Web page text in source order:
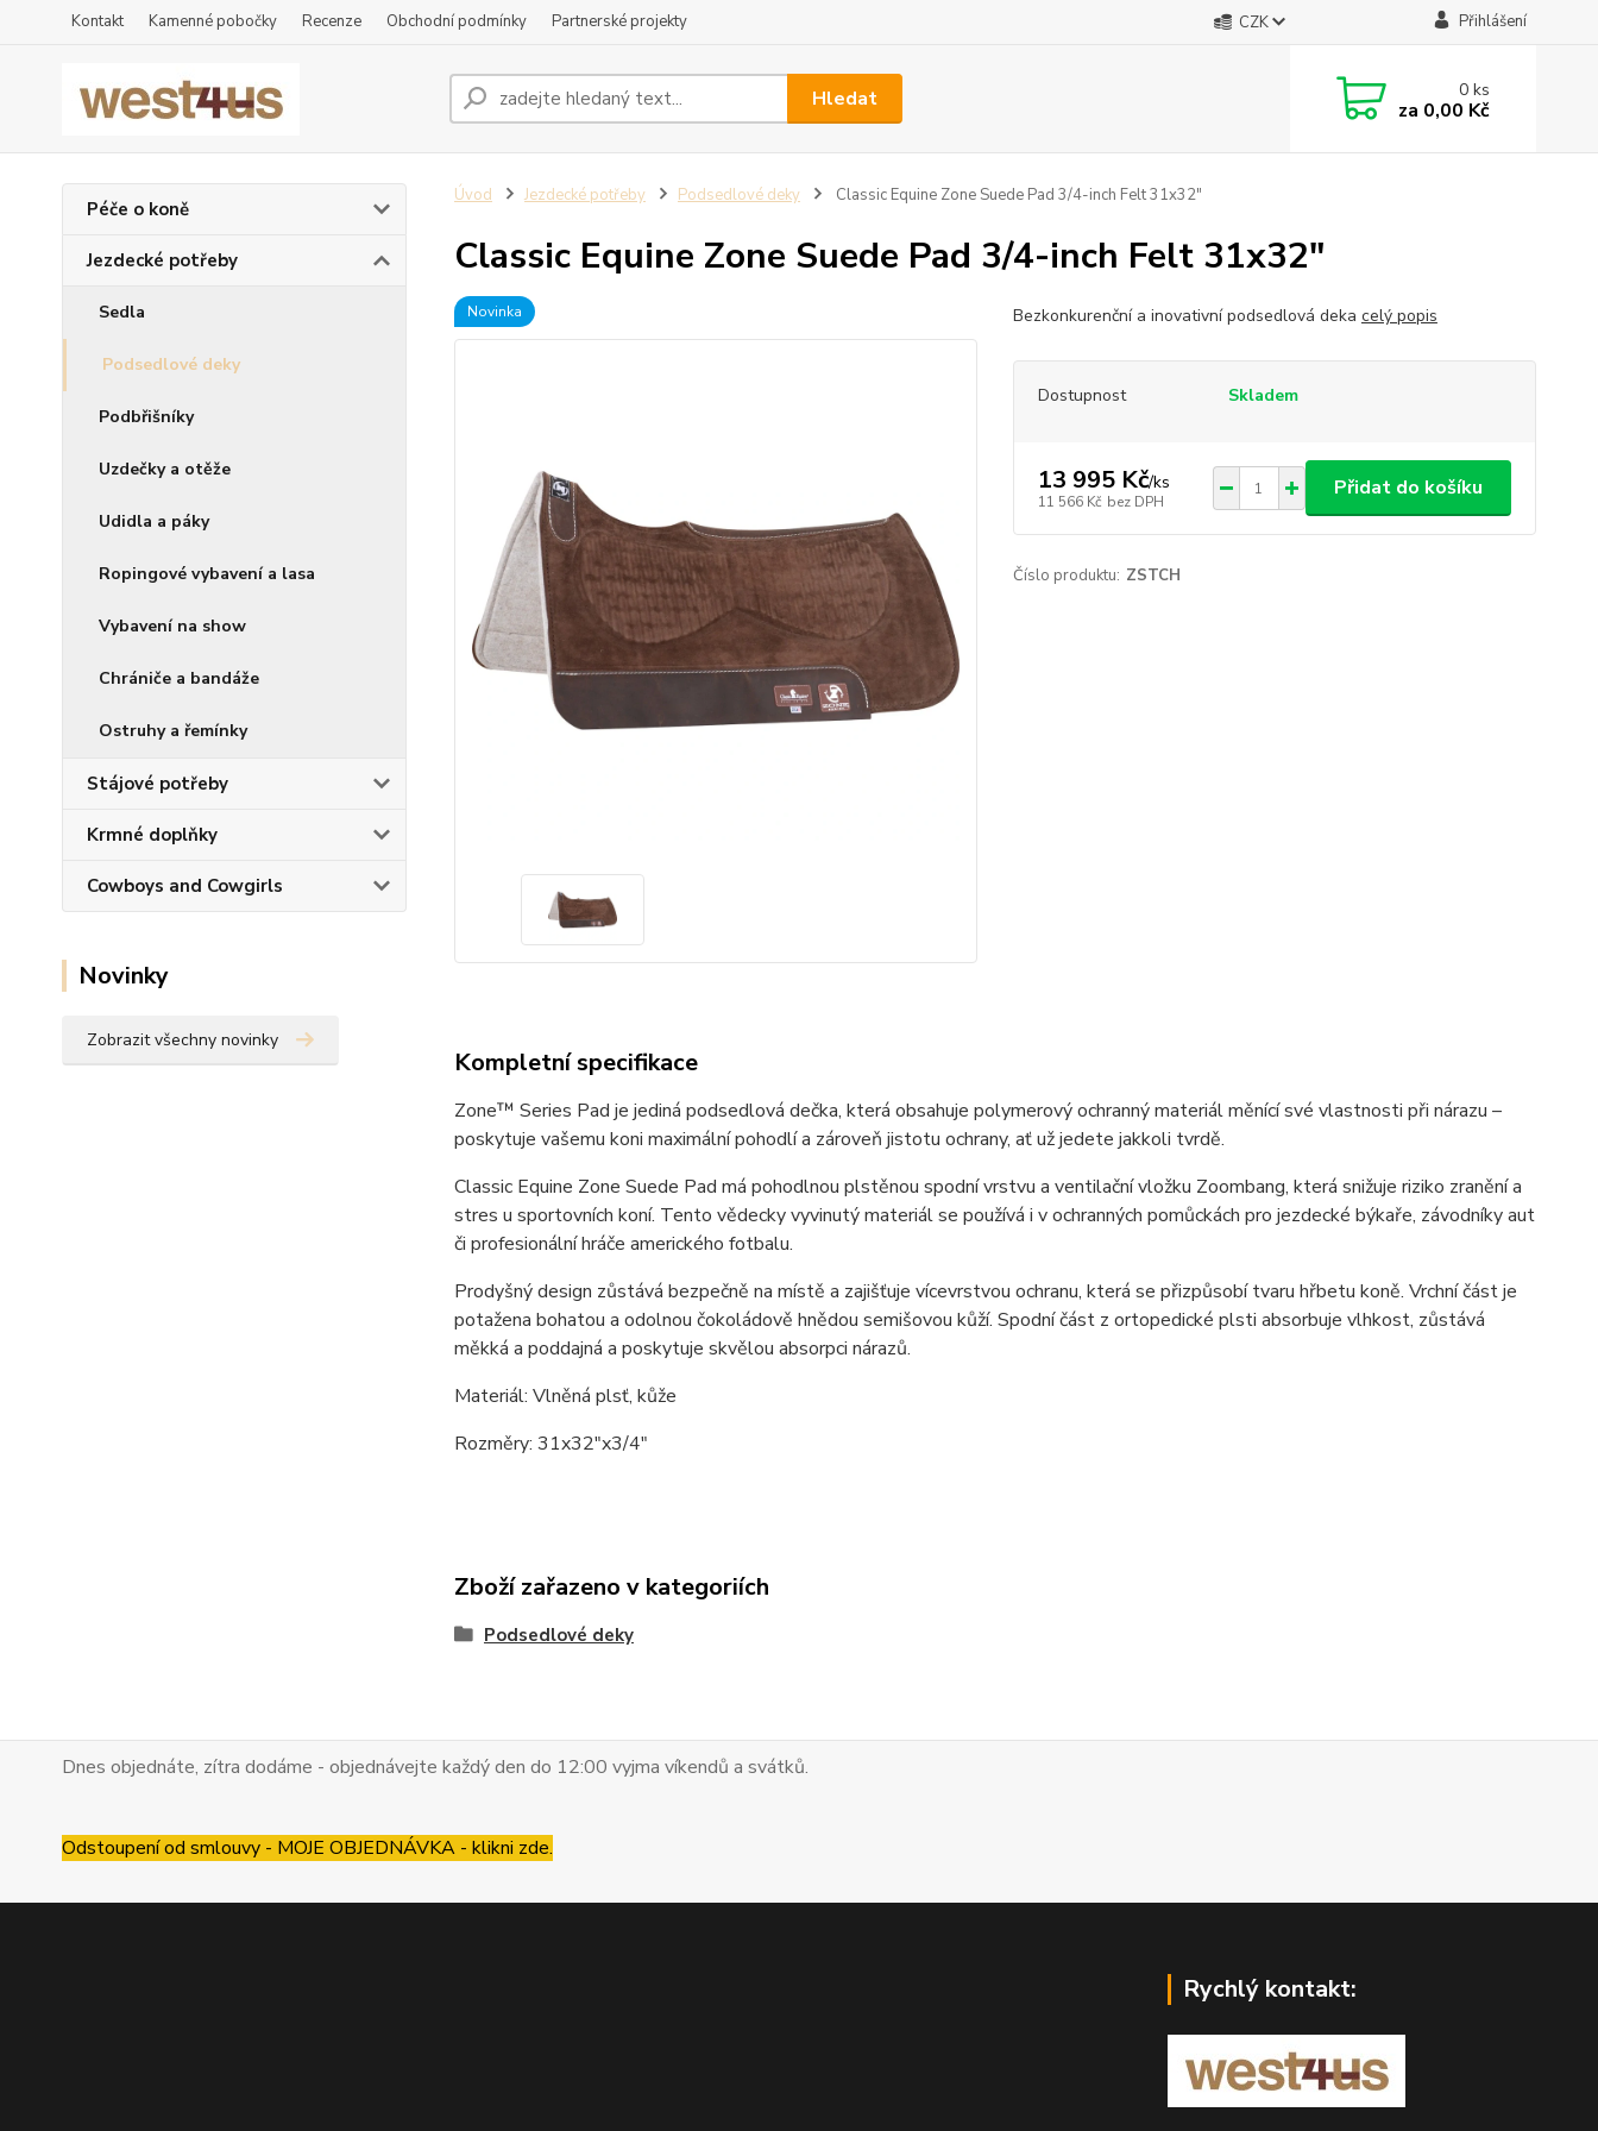
Kontakt Kamenné pobočky Recenze Obchodní podmínky Partnerské projekty CZK Přihlášení
Hledat 0ks
za 0,00 Kč
Péče o koně
Jezdecké potřeby
Sedla
Podsedlové deky
Podbřišníky
Uzdečky a otěže
Udidla a páky
Ropingové vybavení a lasa
Vybavení na show
Chrániče a bandáže
Ostruhy a řemínky
Stájové potřeby
Krmné doplňky
Cowboys and Cowgirls
Novinky
Zobrazit všechny novinky
Úvod Jezdecké potřeby Podsedlové deky Classic Equine Zone Suede Pad 3/4-inch Felt 31x32"
Classic Equine Zone Suede Pad 3/4-inch Felt 31x32"
Novinka Bezkonkurenční a inovativní podsedlová deka celý popis
Dostupnost Skladem
13 995 Kč/ks
11 566 Kč bez DPH
Přidat do košíku
Číslo produktu: ZSTCH
Kompletní specifikace
Zone™ Series Pad je jediná podsedlová dečka, která obsahuje polymerový ochranný materiál měnící své vlastnosti při nárazu –
poskytuje vašemu koni maximální pohodlí a zároveň jistotu ochrany, ať už jedete jakkoli tvrdě.
Classic Equine Zone Suede Pad má pohodlnou plstěnou spodní vrstvu a ventilační vložku Zoombang, která snižuje riziko zranění a
stres u sportovních koní. Tento vědecky vyvinutý materiál se používá i v ochranných pomůckách pro jezdecké býkaře, závodníky aut
či profesionální hráče amerického fotbalu.
Prodyšný design zůstává bezpečně na místě a zajišťuje vícevrstvou ochranu, která se přizpůsobí tvaru hřbetu koně. Vrchní část je
potažena bohatou a odolnou čokoládově hnědou semišovou kůží. Spodní část z ortopedické plsti absorbuje vlhkost, zůstává
měkká a poddajná a poskytuje skvělou absorpci nárazů.
Materiál: Vlněná plsť, kůže
Rozměry: 31x32"x3/4"
Zboží zařazeno v kategoriích
Podsedlové deky
Dnes objednáte, zítra dodáme - objednávejte každý den do 12:00 vyjma víkendů a svátků.
Odstoupení od smlouvy - MOJE OBJEDNÁVKA - klikni zde.
Rychlý kontakt: